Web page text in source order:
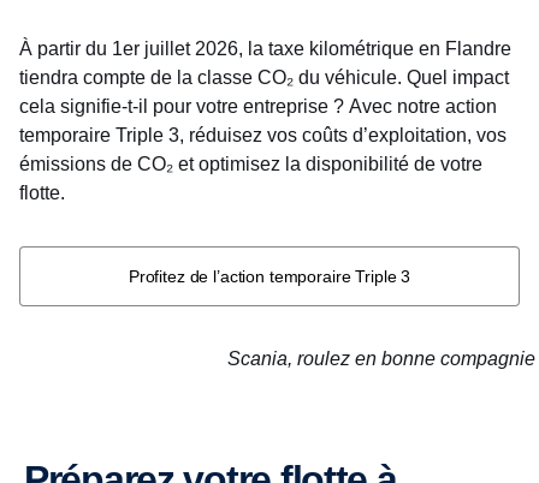
À partir du 1er juillet 2026, la taxe kilométrique en Flandre
tiendra compte de la classe CO₂ du véhicule. Quel impact
cela signifie-t-il pour votre entreprise ? Avec notre action
temporaire Triple 3, réduisez vos coûts d’exploitation, vos
émissions de CO₂ et optimisez la disponibilité de votre
flotte.
Profitez de l’action temporaire Triple 3
Scania, roulez en bonne compagnie